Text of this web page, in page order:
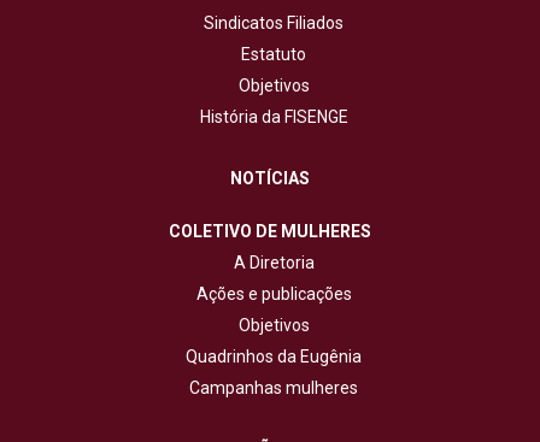
Sindicatos Filiados
Estatuto
Objetivos
História da FISENGE
NOTÍCIAS
COLETIVO DE MULHERES
A Diretoria
Ações e publicações
Objetivos
Quadrinhos da Eugênia
Campanhas mulheres